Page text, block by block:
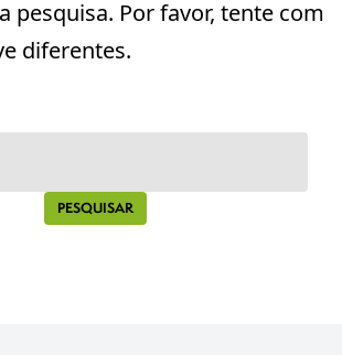
pesquisa. Por favor, tente com
diferentes.